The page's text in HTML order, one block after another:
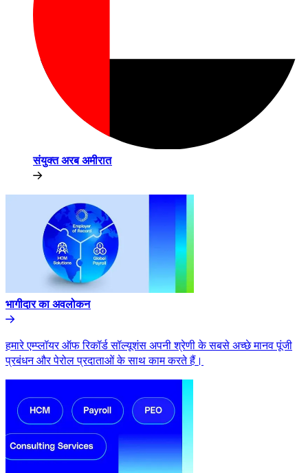
संयुक्त अरब अमीरात​​
भागीदार का अवलोकन​​
हमारे एम्प्लॉयर ऑफ रिकॉर्ड सॉल्यूशंस अपनी श्रेणी के सबसे अच्छे मानव पूंजी
प्रबंधन और पेरोल प्रदाताओं के साथ काम करते हैं।​​